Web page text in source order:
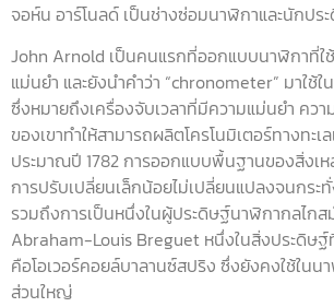
จอห์น อาร์โนลด์ เป็นช่างซ่อมนาฬิกาและนักปร
John Arnold เป็นคนแรกที่ออกแบบนาฬิกาที่ใช้
แม่นยำ และยังนำคำว่า “chronometer” มาใช้
ซึ่งหมายถึงเครื่องจับเวลาที่มีความแม่นยำ คว
ของเขาทำให้สามารถผลิตโครโนมิเตอร์ทางทะเ
ประมาณปี 1782 การออกแบบพื้นฐานของสิ่งเ
การปรับเปลี่ยนเล็กน้อยไม่เปลี่ยนแปลงจนกระ
รวมถึงการเป็นหนึ่งในผู้ประดิษฐ์นาฬิกากลไก
Abraham-Louis Breguet หนึ่งในสิ่งประดิษ
คือโอเวอร์คอยล์บาลานซ์สปริง ซึ่งยังคงใช้ในน
ส่วนใหญ่